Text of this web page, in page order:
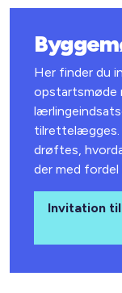
Her finder du
opstartsmøde
tilrettelægges.
drøftes,
der med fordel
Invitation